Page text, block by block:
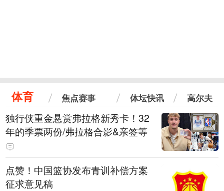
体育 焦点赛事 体坛快讯 高尔夫
独行侠重金悬赏弗拉格新秀卡！32
年的季票两份/弗拉格合影&亲签等
点赞！中国篮协发布青训补偿方案
征求意见稿